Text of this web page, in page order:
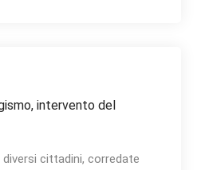
intervento del
diversi cittadini, corredate